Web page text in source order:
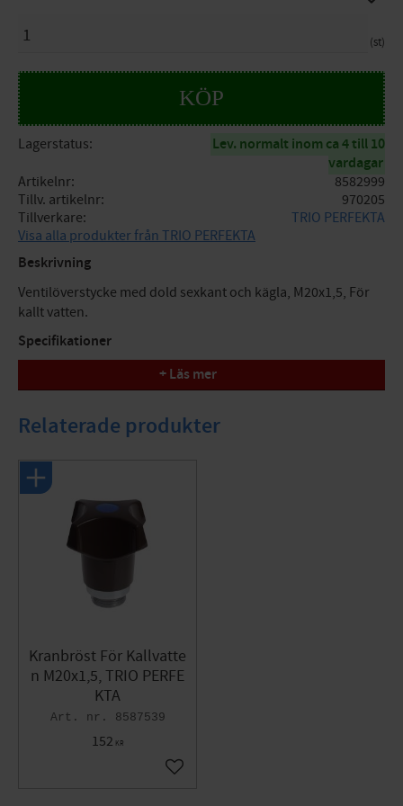
st
KÖP
Lagerstatus
Lev. normalt inom ca 4 till 10
vardagar
Artikelnr
8582999
Tillv. artikelnr
970205
Tillverkare
TRIO PERFEKTA
Visa alla produkter från TRIO PERFEKTA
Beskrivning
Ventilöverstycke med dold sexkant och kägla, M20x1,5, För
kallt vatten.
Specifikationer
Produkt: Ventilöverstycke
Dimension: M20x1,5
Funktion: för kallt vatten
Utförande: med kägla
+ Läs mer
Relaterade produkter
Kranbröst För Kallvatte
n M20x1,5, TRIO PERFE
KTA
8587539
152 KR
Lägg till i favoriter